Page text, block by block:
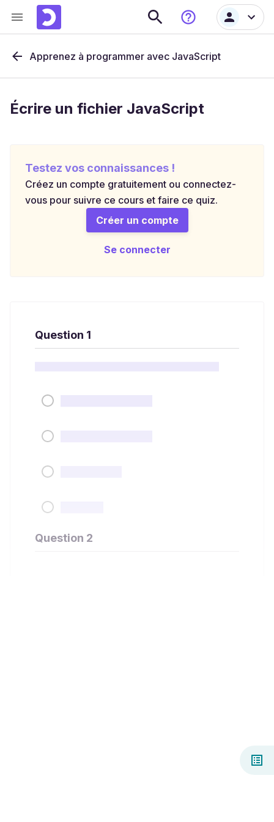
Apprenez à programmer avec JavaScript
Écrire un fichier JavaScript
Testez vos connaissances !
Créez un compte gratuitement ou connectez-
vous pour suivre ce cours et faire ce quiz.
Créer un compte
Se connecter
Question 1
Question 2